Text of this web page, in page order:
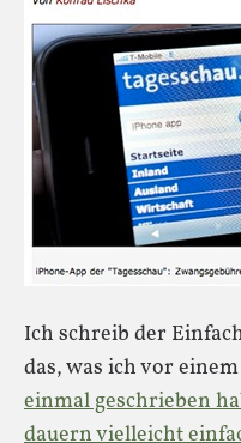
Ich schreib der
das, was ich vor
einmal geschrieben
dauern vielleicht